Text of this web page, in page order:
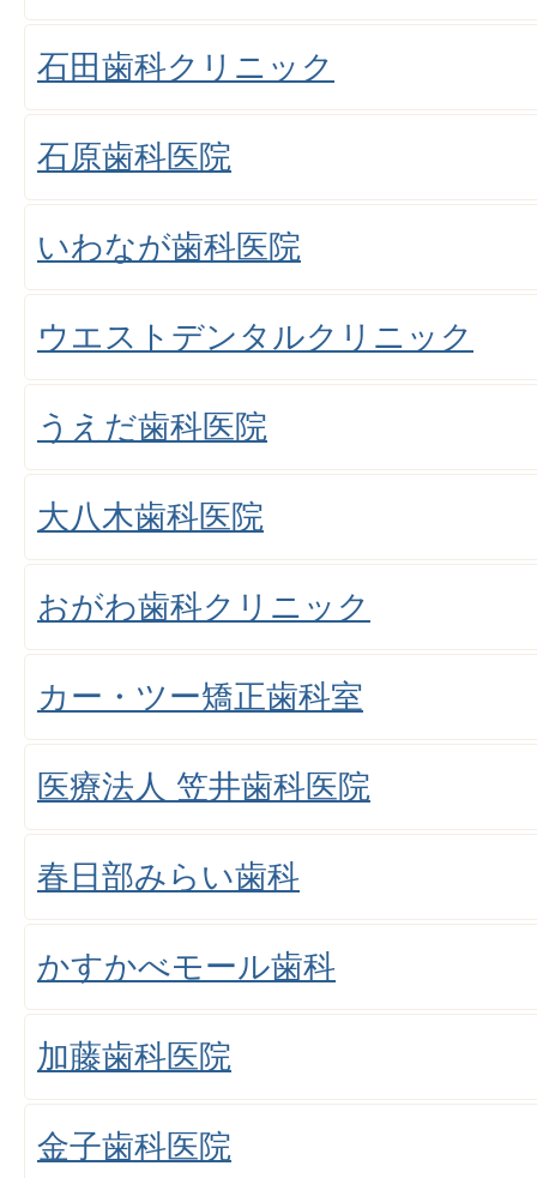
石田歯科クリニック
石原歯科医院
いわなが歯科医院
ウエストデンタルクリニック
うえだ歯科医院
大八木歯科医院
おがわ歯科クリニック
カー・ツー矯正歯科室
医療法人 笠井歯科医院
春日部みらい歯科
かすかべモール歯科
加藤歯科医院
金子歯科医院